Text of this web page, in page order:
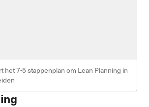
het 7-5 stappenplan om Lean Planning in